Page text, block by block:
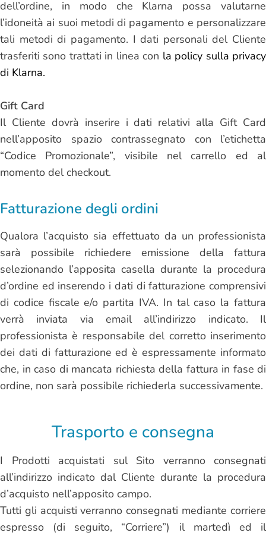
dell’ordine, in modo che Klarna possa valutarne
l’idoneità ai suoi metodi di pagamento e personalizzare
tali metodi di pagamento. I dati personali del Cliente
trasferiti sono trattati in linea con la policy sulla privacy
di Klarna.
Gift Card
Il Cliente dovrà inserire i dati relativi alla Gift Card
nell’apposito spazio contrassegnato con l’etichetta
“Codice Promozionale”, visibile nel carrello ed al
momento del checkout.
Fatturazione degli ordini
Qualora l’acquisto sia effettuato da un professionista
sarà possibile richiedere emissione della fattura
selezionando l’apposita casella durante la procedura
d’ordine ed inserendo i dati di fatturazione comprensivi
di codice fiscale e/o partita IVA. In tal caso la fattura
verrà inviata via email all’indirizzo indicato. Il
professionista è responsabile del corretto inserimento
dei dati di fatturazione ed è espressamente informato
che, in caso di mancata richiesta della fattura in fase di
ordine, non sarà possibile richiederla successivamente.
Trasporto e consegna
I Prodotti acquistati sul Sito verranno consegnati
all’indirizzo indicato dal Cliente durante la procedura
d’acquisto nell’apposito campo.
Tutti gli acquisti verranno consegnati mediante corriere
espresso (di seguito, “Corriere”) il martedì ed il